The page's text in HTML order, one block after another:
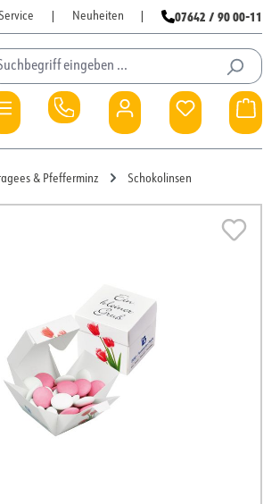
Service Neuheiten 07642 / 90 00-11
Du hast 0
& Pfefferminz Schokolinsen